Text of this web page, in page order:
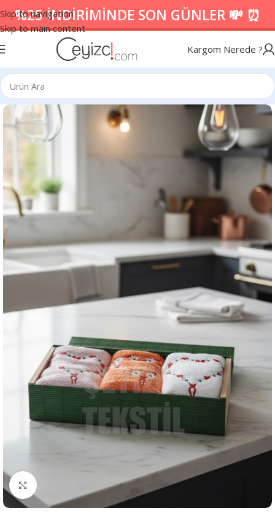
Skip to navigation
Skip to main content
%25 İNDİRİMİNDE SON GÜNLER 💸 ⏰
Kargom Nerede ?
Resmi Büyüt